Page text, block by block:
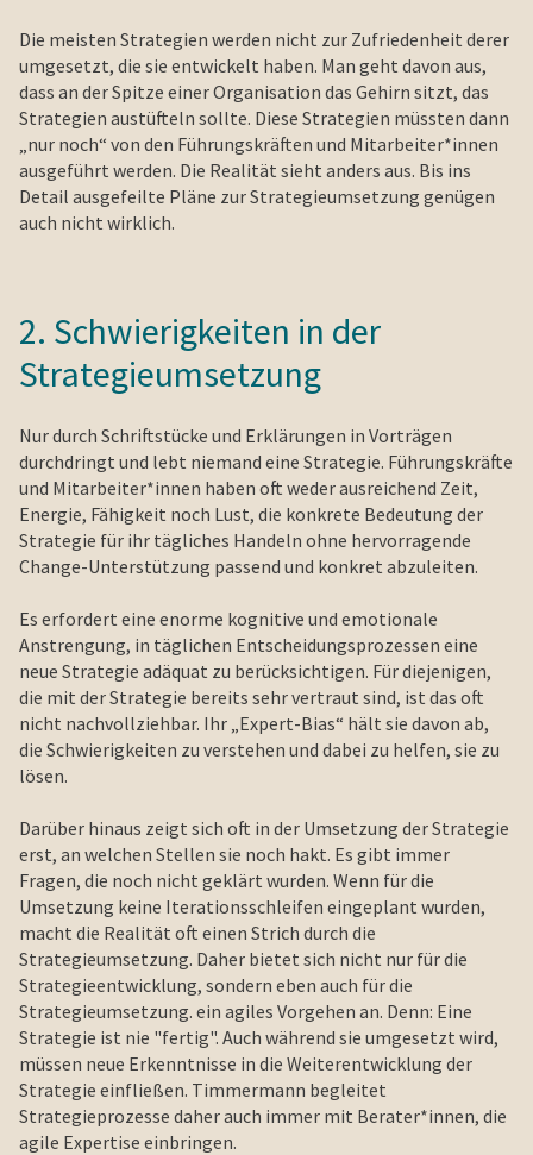
Die meisten Strategien werden nicht zur Zufriedenheit derer
umgesetzt, die sie entwickelt haben. Man geht davon aus,
dass an der Spitze einer Organisation das Gehirn sitzt, das
Strategien austüfteln sollte. Diese Strategien müssten dann
„nur noch“ von den Führungskräften und Mitarbeiter*innen
ausgeführt werden. Die Realität sieht anders aus. Bis ins
Detail ausgefeilte Pläne zur Strategieumsetzung genügen
auch nicht wirklich.
2. Schwierigkeiten in der
Strategieumsetzung
Nur durch Schriftstücke und Erklärungen in Vorträgen
durchdringt und lebt niemand eine Strategie. Führungskräfte
und Mitarbeiter*innen haben oft weder ausreichend Zeit,
Energie, Fähigkeit noch Lust, die konkrete Bedeutung der
Strategie für ihr tägliches Handeln ohne hervorragende
Change-Unterstützung passend und konkret abzuleiten.
Es erfordert eine enorme kognitive und emotionale
Anstrengung, in täglichen Entscheidungsprozessen eine
neue Strategie adäquat zu berücksichtigen. Für diejenigen,
die mit der Strategie bereits sehr vertraut sind, ist das oft
nicht nachvollziehbar. Ihr „Expert-Bias“ hält sie davon ab,
die Schwierigkeiten zu verstehen und dabei zu helfen, sie zu
lösen.
Darüber hinaus zeigt sich oft in der Umsetzung der Strategie
erst, an welchen Stellen sie noch hakt. Es gibt immer
Fragen, die noch nicht geklärt wurden. Wenn für die
Umsetzung keine Iterationsschleifen eingeplant wurden,
macht die Realität oft einen Strich durch die
Strategieumsetzung. Daher bietet sich nicht nur für die
Strategieentwicklung, sondern eben auch für die
Strategieumsetzung. ein agiles Vorgehen an. Denn: Eine
Strategie ist nie "fertig". Auch während sie umgesetzt wird,
müssen neue Erkenntnisse in die Weiterentwicklung der
Strategie einfließen. Timmermann begleitet
Strategieprozesse daher auch immer mit Berater*innen, die
agile Expertise einbringen.